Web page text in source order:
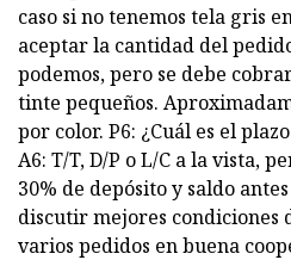
caso si no tenemos tela gris
aceptar la cantidad del
podemos, pero se debe
tinte pequeños.
por color. P6: ¿Cuál es el
A6: T/T, D/P o L/C a la vista,
30% de depósito y saldo
discutir mejores condiciones
varios pedidos en buena